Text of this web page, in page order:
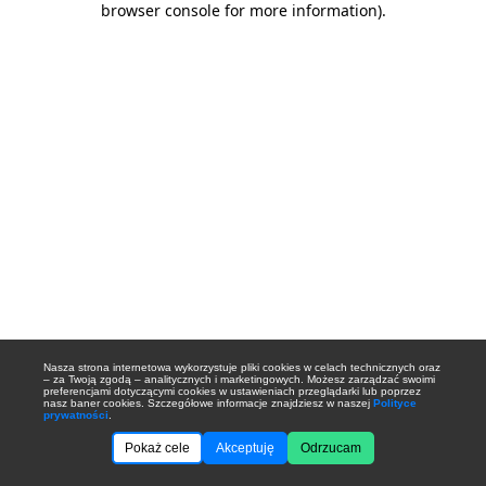
Nasza strona internetowa wykorzystuje pliki cookies w celach technicznych oraz
– za Twoją zgodą – analitycznych i marketingowych. Możesz zarządzać swoimi
preferencjami dotyczącymi cookies w ustawieniach przeglądarki lub poprzez
nasz baner cookies. Szczegółowe informacje znajdziesz w naszej Polityce
prywatności
Pokaż cele Akceptuję Odrzucam
browser console for more information).